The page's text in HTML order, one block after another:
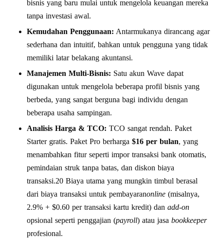
bisnis yang baru mulai untuk mengelola keuangan mereka
tanpa investasi awal.
Kemudahan Penggunaan: Antarmukanya dirancang agar
sederhana dan intuitif, bahkan untuk pengguna yang tidak
memiliki latar belakang akuntansi.
Manajemen Multi-Bisnis: Satu akun Wave dapat
digunakan untuk mengelola beberapa profil bisnis yang
berbeda, yang sangat berguna bagi individu dengan
beberapa usaha sampingan.
Analisis Harga & TCO: TCO sangat rendah. Paket
Starter gratis. Paket Pro berharga $16 per bulan, yang
menambahkan fitur seperti impor transaksi bank otomatis,
pemindaian struk tanpa batas, dan diskon biaya
transaksi.20 Biaya utama yang mungkin timbul berasal
dari biaya transaksi untuk pembayaranonline (misalnya,
2.9% + $0.60 per transaksi kartu kredit) dan add-on
opsional seperti penggajian (payroll) atau jasa bookkeeper
profesional.